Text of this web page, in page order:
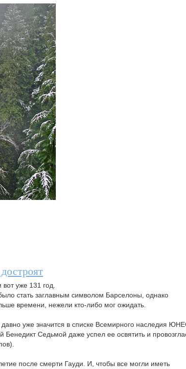
уже 131 год.
стать заглавным символом Барселоны, однако
времени, нежели кто-либо мог ожидать.
уже значится в списке Всемирного наследия
Седьмой даже успел ее освятить и
после смерти Гауди. И, чтобы все могли иметь